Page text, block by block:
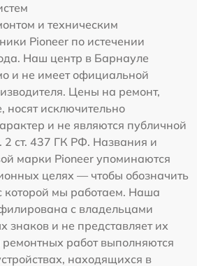
и техническим
Pioneer по истечении
Наш центр в Барнауле
и не имеет официальной
Цены на ремонт,
носят исключительно
и не являются публичной
2 ст. 437 ГК РФ. Названия и
марки Pioneer упоминаются
целях — чтобы обозначить
которой мы работаем. Наша
с владельцами
знаков и не представляет их
работ выполняются
находящихся в